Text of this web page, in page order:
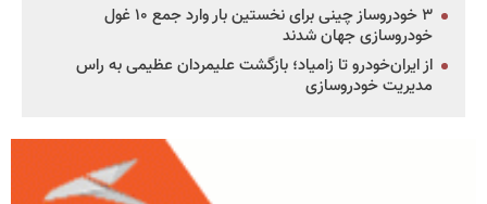
۳ خودروساز چینی برای نخستین بار وارد جمع ۱۰ غول
خودروسازی جهان شدند
از ایران‌خودرو تا زامیاد؛ بازگشت علیمردان عظیمی به راس
مدیریت خودروسازی